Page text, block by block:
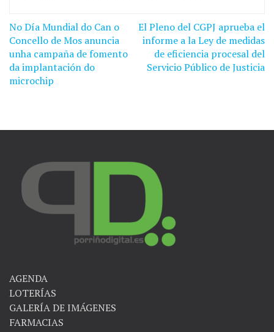
Navegación
de
entradas
No Día Mundial do Can o
Concello de Mos anuncia
unha campaña de fomento
da implantación do
microchip
El Pleno del CGPJ aprueba el
informe a la Ley de medidas
de eficiencia procesal del
Servicio Público de Justicia
AGENDA
LOTERÍAS
GALERÍA DE IMÁGENES
FARMACIAS